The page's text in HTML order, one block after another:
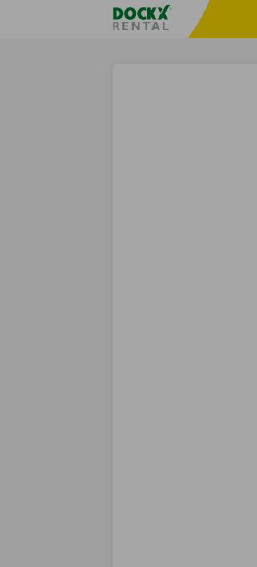
Taalselectie overslaanFratello DEMO